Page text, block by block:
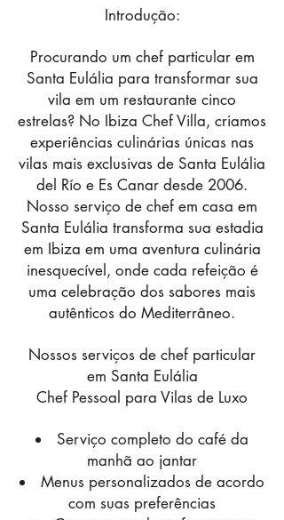
Introdução:
Procurando um chef particular em
Santa Eulália para transformar sua
vila em um restaurante cinco
estrelas? No Ibiza Chef Villa, criamos
experiências culinárias únicas nas
vilas mais exclusivas de Santa Eulália
del Río e Es Canar desde 2006.
Nosso serviço de chef em casa em
Santa Eulália transforma sua estadia
em Ibiza em uma aventura culinária
inesquecível, onde cada refeição é
uma celebração dos sabores mais
autênticos do Mediterrâneo.
Nossos serviços de chef particular
em Santa Eulália
Chef Pessoal para Vilas de Luxo
Serviço completo do café da
manhã ao jantar
Menus personalizados de acordo
com suas preferências